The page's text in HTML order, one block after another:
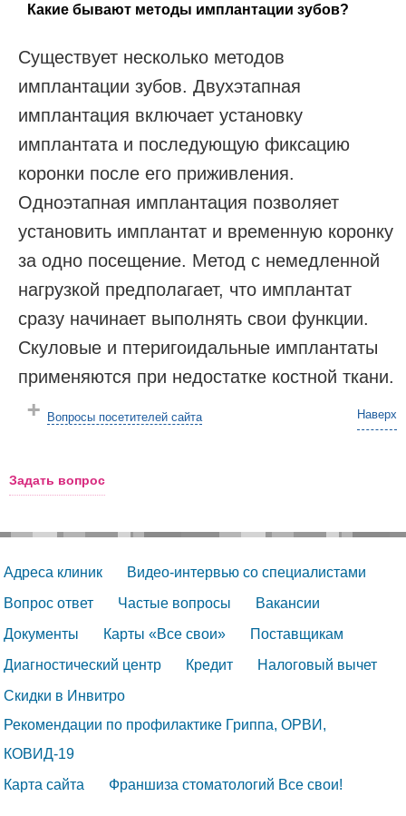
Какие бывают методы имплантации зубов?
Существует несколько методов
имплантации зубов. Двухэтапная
имплантация включает установку
имплантата и последующую фиксацию
коронки после его приживления.
Одноэтапная имплантация позволяет
установить имплантат и временную коронку
за одно посещение. Метод с немедленной
нагрузкой предполагает, что имплантат
сразу начинает выполнять свои функции.
Скуловые и птеригоидальные имплантаты
применяются при недостатке костной ткани.
Наверх
Вопросы посетителей сайта
Задать вопрос
Адреса клиник
Видео-интервью со специалистами
Вопрос ответ
Частые вопросы
Вакансии
Документы
Карты «Все свои»
Поставщикам
Диагностический центр
Кредит
Налоговый вычет
Скидки в Инвитро
Рекомендации по профилактике Гриппа, ОРВИ,
КОВИД-19
Карта сайта
Франшиза стоматологий Все свои!